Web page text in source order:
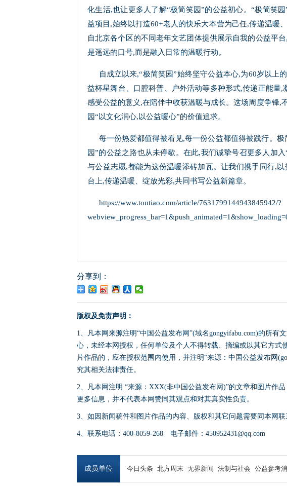
化生活,也让更多人了解“极简笑园”的公益初心。“极简笑
益项目,始终以打造60+老人的快乐大本营为己任,传递温暖
自北京各个区的不同老年文艺团体提供展示自我的公益平
是遥远的口号,而是融入日常的温暖行动。
自成立以来,“极简笑园”始终坚守公益本心,为60岁以上
益杯星舞台、口腔科普、户外活动等多种形式,传递正能量,
感受公益的意义,在陪伴中收获温暖与成长。这场周度争锋,
园“以文化润心,以公益暖心”的价值追求。
每一份热爱都值得被看见,每一份公益都值得被践行。
园”的公益之路也从未停歇。在此,我们诚挚号召更多人加
与公益志愿,都能为这份温暖添砖加瓦。让我们携手同行,
台上,传递温暖、绽放光彩,共同书写公益新篇章。
https://www.toutiao.com/article/7631799144943845942/?
分享到：
版权及免责声明：
1、凡本网来源注明“中国公益发布网”(域名gongyifabu.com)的所有
心，未经本网授权，任何单位及个人不得转载、摘编或以其它方式
片作品的，应在授权范围内使用，并注明“来源：中国公益发布网
究其相关法律责任。
2、凡本网注明 “来源：XXX(非中国公益发布网)”的文章和图片作
更多信息，并不代表本网赞同其观点和对其真实性负责。
3、如因新闻稿件和图片作品的内容、版权和其它问题需要同本网联
4、联系电话：400-8059-268 电子邮件：450952431@qq.com
成员单位 今日头条 北方周末 无界新闻 法制与社会 公益参考